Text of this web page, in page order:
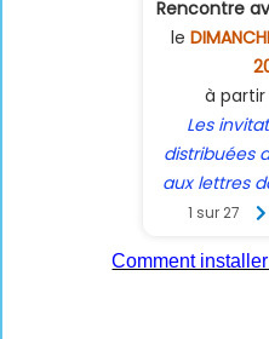
Comment installer